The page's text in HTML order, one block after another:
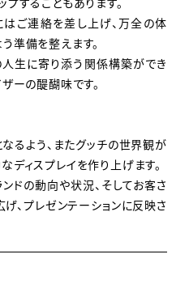
プすることもあります。
ご連絡を差し上げ、万全の体
準備を整えます。
生に寄り添う関係構築ができ
ーの醍醐味です。
るよう、またグッチの世界観が
ディスプレイを作り上げます。
ドの動向や状況、そしてお客さ
、プレゼンテーションに反映さ